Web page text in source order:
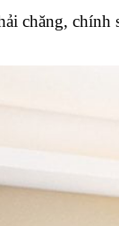
chăng, chính